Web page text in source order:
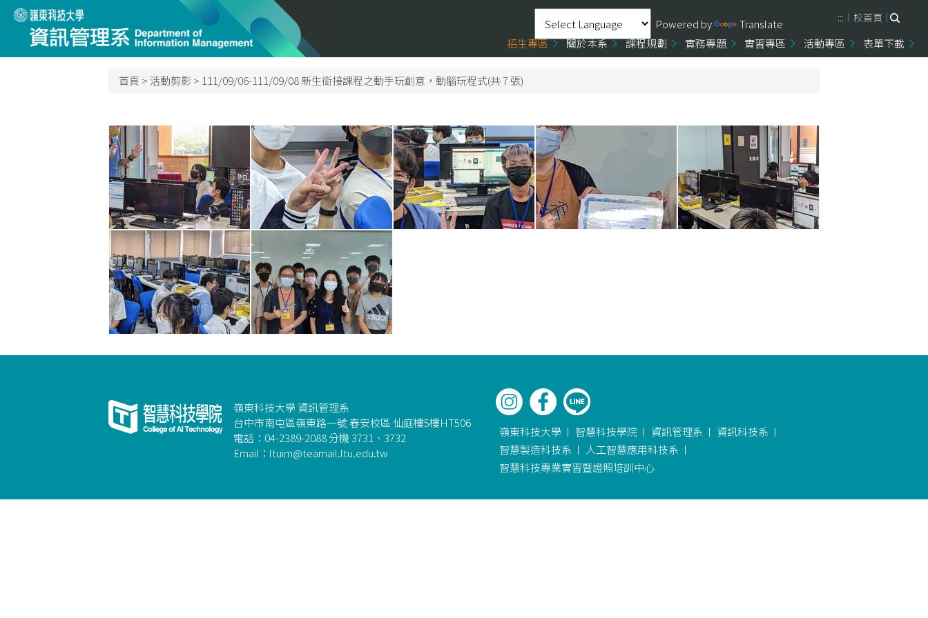
跳
到
要
Powered by Translate ::: 校首頁
招生專區 關於本系 課程規劃 實務專題 實習專區 活動專區 表單下載
首頁 > 活動剪影 > 111/09/06-111/09/08 新生銜接課程之動手玩創意，動腦玩程式(共 7 張)
嶺東科技大學 資訊管理系
台中市南屯區嶺東路一號 春安校區 仙庭樓5樓HT506
電話：04-2389-2088 分機 3731、3732
Email：ltuim@teamail.ltu.edu.tw
嶺東科技大學 智慧科技學院 資訊管理系
資訊科技系
智慧製造科技系
人工智慧應用科技系
智慧科技專業實習暨證照培訓中心